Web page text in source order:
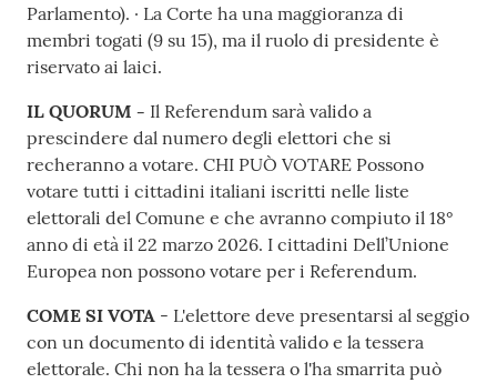
Parlamento). · La Corte ha una maggioranza di
membri togati (9 su 15), ma il ruolo di presidente è
riservato ai laici.
IL QUORUM - Il Referendum sarà valido a
prescindere dal numero degli elettori che si
recheranno a votare. CHI PUÒ VOTARE Possono
votare tutti i cittadini italiani iscritti nelle liste
elettorali del Comune e che avranno compiuto il 18°
anno di età il 22 marzo 2026. I cittadini Dell’Unione
Europea non possono votare per i Referendum.
COME SI VOTA - L'elettore deve presentarsi al seggio
con un documento di identità valido e la tessera
elettorale. Chi non ha la tessera o l'ha smarrita può